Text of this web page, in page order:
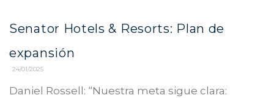
Senator Hotels & Resorts: Plan de
expansión
24/01/2025
Daniel Rossell: “Nuestra meta sigue clara: